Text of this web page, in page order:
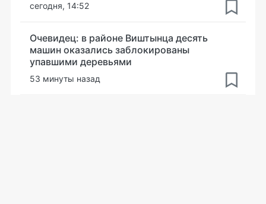
сегодня, 14:52
Очевидец: в районе Виштынца десять
машин оказались заблокированы
упавшими деревьями
53 минуты назад